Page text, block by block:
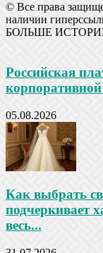
© Все права
наличии
БОЛЬШЕ
Российская
05.08.2026
Как выбрать
подчеркивает
весь...